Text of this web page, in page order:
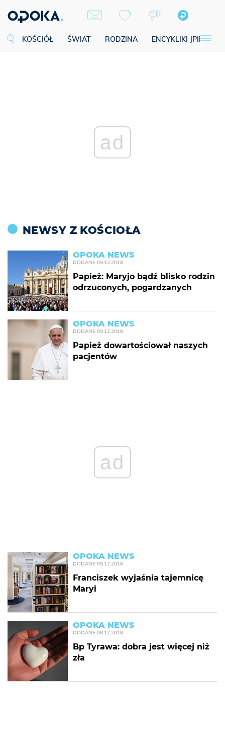
KOŚCIÓŁ ŚWIAT RODZINA ENCYKLIKI JPII
ad
NEWSY Z KOŚCIOŁA
OPOKA NEWS
DODANE 09.12.2018
Papież: Maryjo bądź blisko rodzin
odrzuconych, pogardzanych
OPOKA NEWS
DODANE 09.12.2018
Papież dowartościował naszych
pacjentów
ad
OPOKA NEWS
DODANE 09.12.2018
Franciszek wyjaśnia tajemnicę
Maryi
OPOKA NEWS
DODANE 08.12.2018
Bp Tyrawa: dobra jest więcej niż
zła